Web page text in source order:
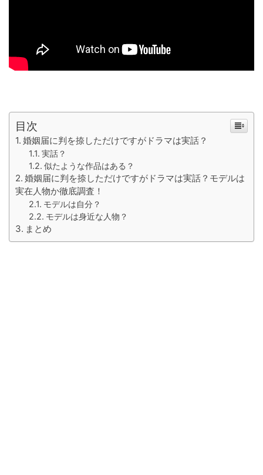
目次
婚姻届に判を捺しただけですがドラマは実話？
実話？
似たような作品はある？
婚姻届に判を捺しただけですがドラマは実話？モデルは
実在人物か徹底調査！
モデルは自分？
モデルは身近な人物？
まとめ